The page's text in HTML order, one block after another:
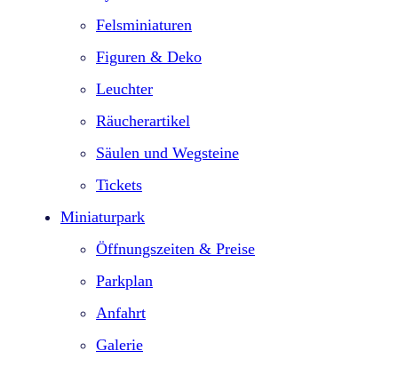
Felsminiaturen
Figuren & Deko
Leuchter
Räucherartikel
Säulen und Wegsteine
Tickets
Miniaturpark
Öffnungszeiten & Preise
Parkplan
Anfahrt
Galerie